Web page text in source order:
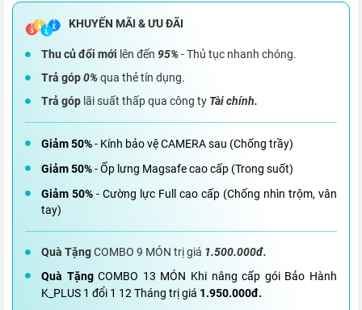
Thu củ đổi mới lên đến 95%- Thủ tục nhanh chóng.
Trả góp0%qua thẻ tín dụng.
Trả góp lãi suất thấp qua công ty Tài chính.
Giảm 50%- Kính bảo vệ CAMERA sau (Chống trầy)
Giảm 50%- Ốp lưng Magsafe cao cấp (Trong suốt)
Giảm 50% - Cường lực Full cao cấp (Chống nhìn trộm, vân
tay)
Quà TặngCOMBO 9 MÓN trị giá 1.500.000đ.
Quà TặngCOMBO 13 MÓN Khi nâng cấp gói Bảo Hành
K_PLUS 1 đổi 1 12 Tháng trị giá 1.950.000đ.